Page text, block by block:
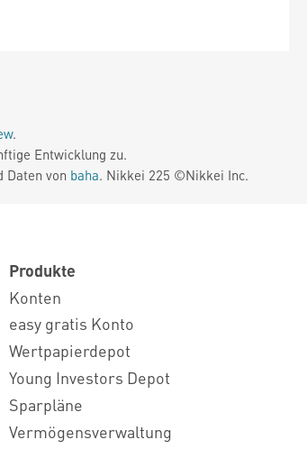
.
Entwicklung zu.
Daten von baha. Nikkei 225 ©Nikkei Inc.
Produkte
Konten
easy gratis Konto
Wertpapierdepot
Young Investors Depot
Sparpläne
Vermögensverwaltung